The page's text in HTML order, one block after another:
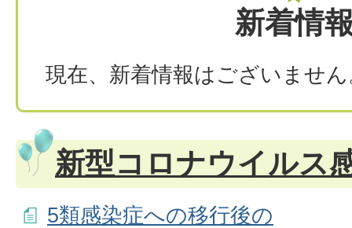
新着情
現在、新着情報はございませ
新型コロナウイルス
5類感染症への移行後の